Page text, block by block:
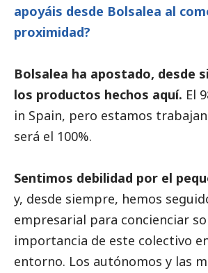
apoyáis desde Bolsalea al
proximidad?
Bolsalea ha apostado, desde
los productos hechos aquí. El
in Spain, pero estamos
será el 100%.
Sentimos debilidad por el
y, desde siempre, hemos
empresarial para concienciar
importancia de este colectivo
entorno. Los autónomos y las